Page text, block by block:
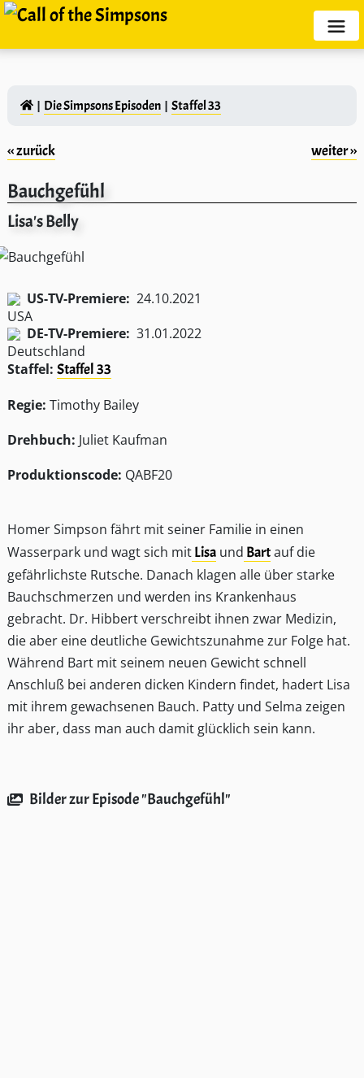
Die Simpsons Episoden Staffel 33
‹‹ zurück weiter ››
Bauchgefühl
Lisa's Belly
US-TV-Premiere: 24.10.2021
DE-TV-Premiere: 31.01.2022
Staffel: Staffel 33
Regie: Timothy Bailey
Drehbuch: Juliet Kaufman
Produktionscode: QABF20
Homer Simpson fährt mit seiner Familie in einen
Wasserpark und wagt sich mitLisa und Bartauf die
gefährlichste Rutsche. Danach klagen alle über starke
Bauchschmerzen und werden ins Krankenhaus
gebracht. Dr. Hibbert verschreibt ihnen zwar Medizin,
die aber eine deutliche Gewichtszunahme zur Folge hat.
Während Bart mit seinem neuen Gewicht schnell
Anschluß bei anderen dicken Kindern findet, hadert Lisa
mit ihrem gewachsenen Bauch. Patty und Selma zeigen
ihr aber, dass man auch damit glücklich sein kann.
Bilder zur Episode "Bauchgefühl"